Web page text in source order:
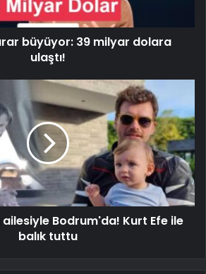
büyüyor: 39 milyar dolara
ulaştı!
ailesiyle Bodrum'da! Kurt Efe ile
balık tuttu